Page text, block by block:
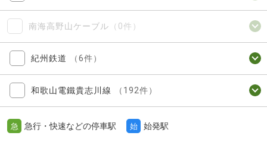
南海高野山ケーブル （0件）
紀州鉄道 （6件）
和歌山電鐵貴志川線 （192件）
急 急行・快速などの停車駅 始 始発駅